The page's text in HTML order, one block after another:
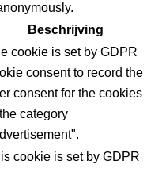
Beschrijving
cookie is set by GDPR
consent to record the
consent for the cookies
category
cookie is set by GDPR